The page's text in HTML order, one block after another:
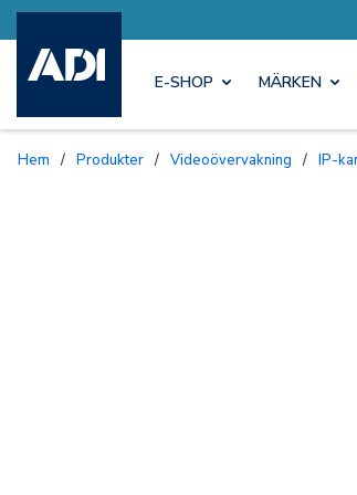
E-SHOP MÄRKEN
Hem / Produkter / Videoövervakning / IP-